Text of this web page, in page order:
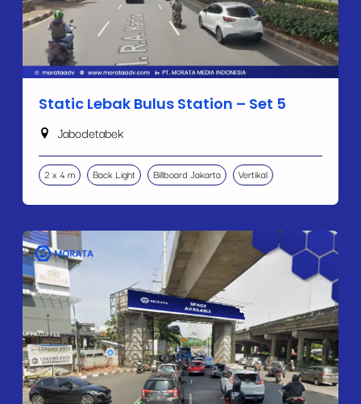
Static Lebak Bulus Station – Set 5
Jabodetabek
2 x 4 m Back Light Billboard Jakarta Vertikal